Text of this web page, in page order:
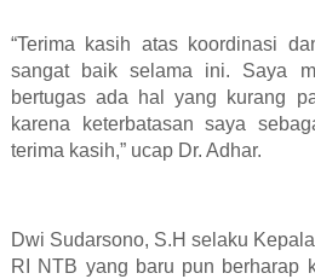
“Terima kasih atas koordinasi
sangat baik selama ini. Saya
bertugas ada hal yang kurang
karena keterbatasan saya
terima kasih,” ucap Dr. Adhar.
Dwi Sudarsono, S.H selaku
RI NTB yang baru pun berharap